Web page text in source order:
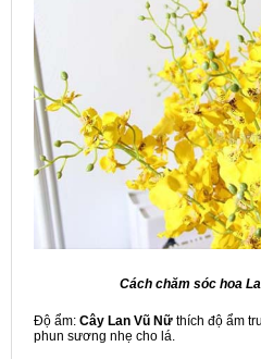
Cách chăm sóc hoa
Độ ẩm: Cây Lan Vũ Nữ thích độ ẩm
phun sương nhẹ cho lá.